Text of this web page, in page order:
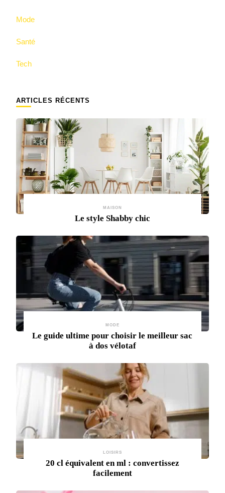
Mode
Santé
Tech
ARTICLES RÉCENTS
MAISON
Le style Shabby chic
MODE
Le guide ultime pour choisir le meilleur sac
à dos vélotaf
LOISIRS
20 cl équivalent en ml : convertissez
facilement